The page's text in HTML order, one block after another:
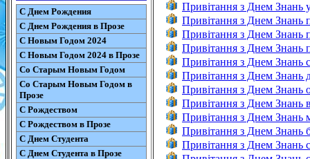
С Днем Рождения
С Днем Рождения в Прозе
С Новым Годом 2024
С Новым Годом 2024 в Прозе
Со Старым Новым Годом
Со Старым Новым Годом в
Прозе
С Рождеством
С Рождеством в Прозе
С Днем Студента
С Днем Студента в Прозе
Привітання з Днем Знань
Привітання з Днем Знань
Привітання з Днем Знань
Привітання з Днем Знань
Привітання з Днем Знань
Привітання з Днем Знань
Привітання з Днем Знань
Привітання з Днем Знань
Привітання з Днем Знань
Привітання з Днем Знань
Привітання з Днем Знань